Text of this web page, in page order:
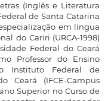
(Inglês e Literatura
de Santa Catarina
em língua
do Cariri (URCA-1998)
Federal do Ceará
Professor do Ensino
Instituto Federal de
Ceará (IFCE-Campus
Superior no Curso de